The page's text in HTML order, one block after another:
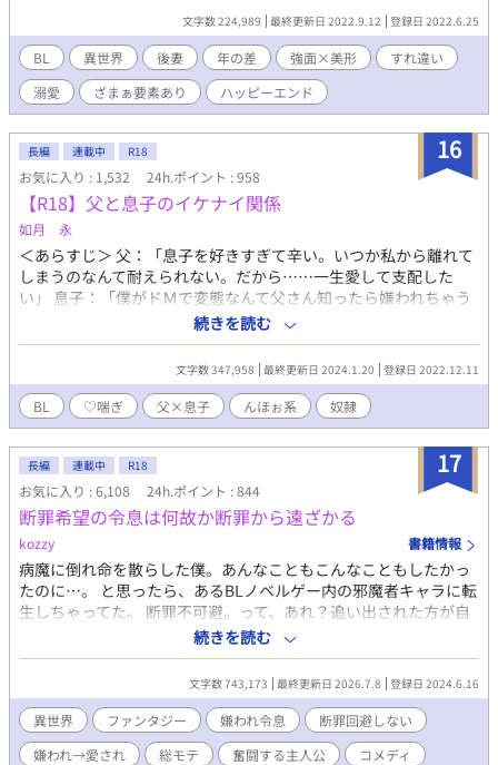
勝。 加えて筋肉隆々のマッチョになっていたことにより、フラ
ヴィオはさらに屈強な大男だと勘違いされていたのだ。 そして
フラヴィオが殴った相手は、ミゲルが一度も勝てたことのない相
手。 次期騎士団長として注目を浴びているため、そんな強者を
倒したフラヴィオは、手に負えない野蛮な男だと思われていた。
一方、偽りの噂を耳にした強面公爵の母親。 妻に強さを求め
る息子にぴったりの相手だと、後妻にならないかと持ちかけてい
た。 我が子に爵位を継いで欲しいフラヴィオの義母は快諾し、
冷遇確定の地へと前妻の子を送り出す。 こうして青春を謳歌す
ることもできず、引きこもりになっていたフラヴィオは、国民か
ら恐れられている戦場の鬼神の後妻として嫁ぐことになるのだが
――。 同性婚が当たり前の世界。 女性も登場しますが、恋愛
には発展しません。
文字数 224,989 最終更新日 2022.9.12 登録日 2022.6.25
BL 異世界 後妻 年の差 強面×美形
すれ違い
溺愛
ざまぁ要素あり ハッピーエンド
16
長編 連載中 R18
お気に入り : 1,532 24h.ポイント : 958
【R18】父と息子のイケナイ関係
如月 永
＜あらすじ＞ 父：「息子を好きすぎて辛い。いつか私から離れて
しまうのなんて耐えられない。だから……一生愛して支配した
い」 息子：「僕がドＭで変態なんて父さん知ったら嫌われちゃう
よね。でも僕は母さんにしてたみたいにドＳな父さんに虐めて欲
しい」 父子家庭で仲良く暮らす二人は、実は長年両片思いだっ
た。 拗らせ過ぎた愛情はやっと成就し、ご主人様と奴隷の生活が
始まった。 ＜説明＆注意点＞ 父×息子。近親相姦。ストーリー性
０。エロ中心。ソフトＳＭ傾向。 設定も深くありませんので、血
の繋がりもそれほど気にせずとも読めるかも。 素人作品のため、
作者の気分次第で視点が急に変わったり、文体が変わる傾向があ
ります。特にエロ文章を試行錯誤中。 誤字脱字、話中の矛盾、変
態プレイなど気になら方はどうぞ頭からっぽにして読んでくださ
い。 ＜キャラクター覚書＞ ●父：御主人様。40代。Ｓっ気あり。
年齢に見合わず絶倫。妻（母）を亡くしてから息子が生きがい。
歪んだ愛が蓄積し、息子を奴隷とする。 息子を育てるために、在
宅で出来る仕事をし、家事全般にも優秀。 ●息子：大学生。20
代。快感に弱く流されやすい。父限定で淫乱ビッチ奴隷。物心が
ついた頃からドＭだと自覚あり。母似で、幼少は女の子とからか
われるのが嫌で、今は適度に身体を鍛えて身長も高い。通常時は
父を「オヤジ」、自分を「俺」と呼ぶが、えっちな状況や気分に
なると「父さん」「僕」と無意識に呼び方が変わる。 ●母（故
人）：作中にはほぼ出ませんが、息子が小学生の頃、病気で亡く
なる。父とは性癖が合い長年のセフレを経て妻になる。息子にと
っては母。
続きを読む
文字数 347,958 最終更新日 2024.1.20 登録日 2022.12.11
BL ♡喘ぎ 父×息子 んほぉ系 奴隷
17
長編 連載中 R18
お気に入り : 6,108 24h.ポイント : 844
断罪希望の令息は何故か断罪から遠ざかる
kozzy 書籍情報
病魔に倒れ命を散らした僕。あんなこともこんなこともしたかっ
たのに…。 と思ったら、あるBLノベルゲー内の邪魔者キャラに転
生しちゃってた。 断罪不可避。って、あれ？追い出された方が自
由…だと？ よーし！あのキャラにもこのキャラにも嫌われて、頑
張って一日も早く断罪されるぞ！ と思ったのに上手くいかないの
は…何故？ すこしおバカなシャノンの断罪希望奮闘記。 いつもの
ごとくR18は保険です。 『チートな転生農家の息子は悪の公爵を
溺愛する』書籍化となりました。 7.10発売予定です。 お手に取っ
て頂けたらとっても嬉しいです(｡>ㅅ<)✩⡱
続きを読む
文字数 743,173 最終更新日 2026.7.8 登録日 2024.6.16
異世界 ファンタジー 嫌われ令息
断罪回避しない
嫌われ→愛され
総モテ 奮闘する主人公
コメディ